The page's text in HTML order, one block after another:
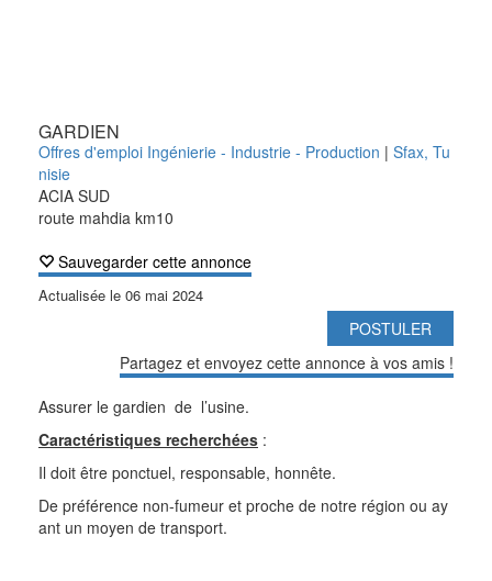
GARDIEN
Offres d'emploi Ingénierie - Industrie - Production | Sfax, Tu
nisie
ACIA SUD
route mahdia km10
Sauvegarder cette annonce
Actualisée le 06 mai 2024
POSTULER
Partagez et envoyez cette annonce à vos amis !
Assurer le gardien de l’usine.
Caractéristiques recherchées :
Il doit être ponctuel, responsable, honnête.
De préférence non-fumeur et proche de notre région ou ay
ant un moyen de transport.